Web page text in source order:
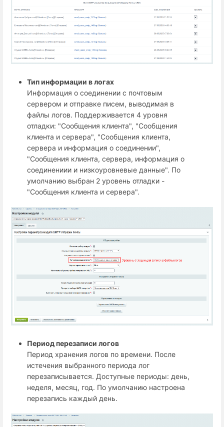
Тип информации в логах
Информация о соединении с почтовым
сервером и отправке писем, выводимая в
файлы логов. Поддерживается 4 уровня
отладки: "Сообщения клиента", "Сообщения
клиента и сервера", "Сообщения клиента,
сервера и информация о соединении",
"Сообщения клиента, сервера, информация о
соединениии и низкоуровневые данные". По
умолчанию выбран 2 уровень отладки -
"Сообщения клиента и сервера".
Период перезаписи логов
Период хранения логов по времени. После
истечения выбранного периода лог
перезаписывается. Доступные периоды: день,
неделя, месяц, год. По умолчанию настроена
перезапись каждый день.